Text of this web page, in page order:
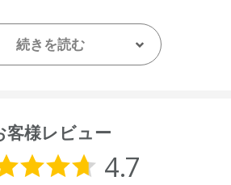
かかる場合がございますのでご了承く
止商品です。北海道ならびに沖縄への
続きを読む
客様レビュー